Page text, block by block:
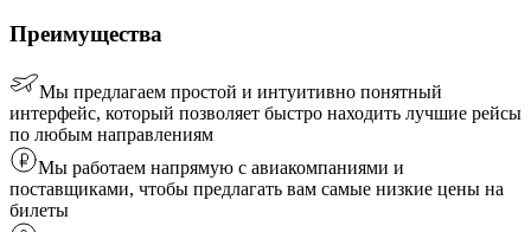
Преимущества
Мы предлагаем простой и интуитивно понятный
интерфейс, который позволяет быстро находить лучшие рейсы
по любым направлениям
Мы работаем напрямую с авиакомпаниями и
поставщиками, чтобы предлагать вам самые низкие цены на
билеты